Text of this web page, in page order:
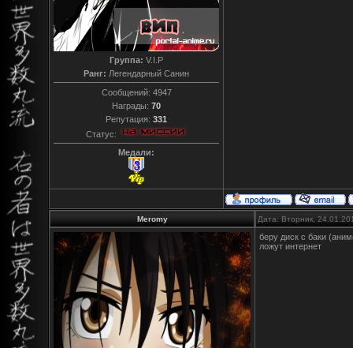
Группа: V.I.P
Ранг: Легендарный Санин
Сообщений: 4947
Награды: 70
Репутация: 331
Статус:
Медали:
Meromy Дата: Вторник,
беру диск с баки
ложут интернет